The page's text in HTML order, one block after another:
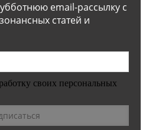
email-рассылку с
статей и
своих персональных